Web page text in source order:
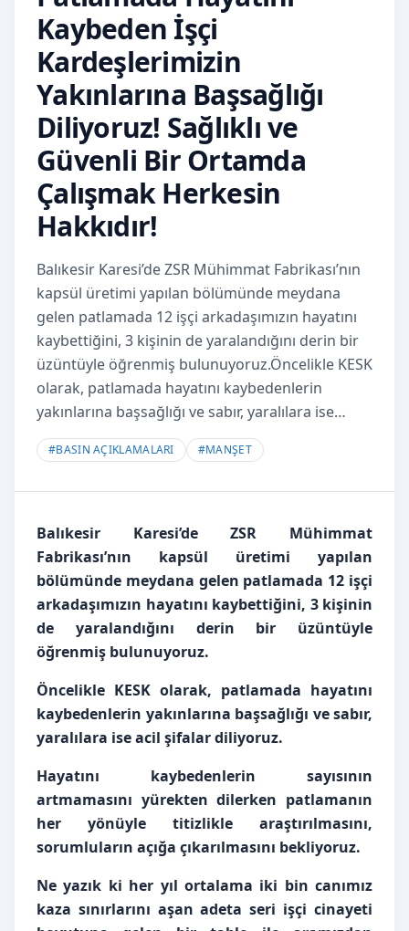
Kaybeden İşçi
Kardeşlerimizin
Yakınlarına Başsağlığı
Diliyoruz! Sağlıklı ve
Güvenli Bir Ortamda
Çalışmak Herkesin
Hakkıdır!
Balıkesir Karesi’de ZSR Mühimmat Fabrikası’nın
kapsül üretimi yapılan bölümünde meydana
gelen patlamada 12 işçi arkadaşımızın hayatını
kaybettiğini, 3 kişinin de yaralandığını derin bir
üzüntüyle öğrenmiş bulunuyoruz.Öncelikle KESK
olarak, patlamada hayatını kaybedenlerin
yakınlarına başsağlığı ve sabır, yaralılara ise…
#BASIN AÇIKLAMALARI #MANŞET
Balıkesir Karesi’de ZSR Mühimmat
Fabrikası’nın kapsül üretimi yapılan
bölümünde meydana gelen patlamada 12 işçi
arkadaşımızın hayatını kaybettiğini, 3 kişinin
de yaralandığını derin bir üzüntüyle
öğrenmiş bulunuyoruz.
Öncelikle KESK olarak, patlamada hayatını
kaybedenlerin yakınlarına başsağlığı ve sabır,
yaralılara ise acil şifalar diliyoruz.
Hayatını kaybedenlerin sayısının
artmamasını yürekten dilerken patlamanın
her yönüyle titizlikle araştırılmasını,
sorumluların açığa çıkarılmasını bekliyoruz.
Ne yazık ki her yıl ortalama iki bin canımız
kaza sınırlarını aşan adeta seri işçi cinayeti